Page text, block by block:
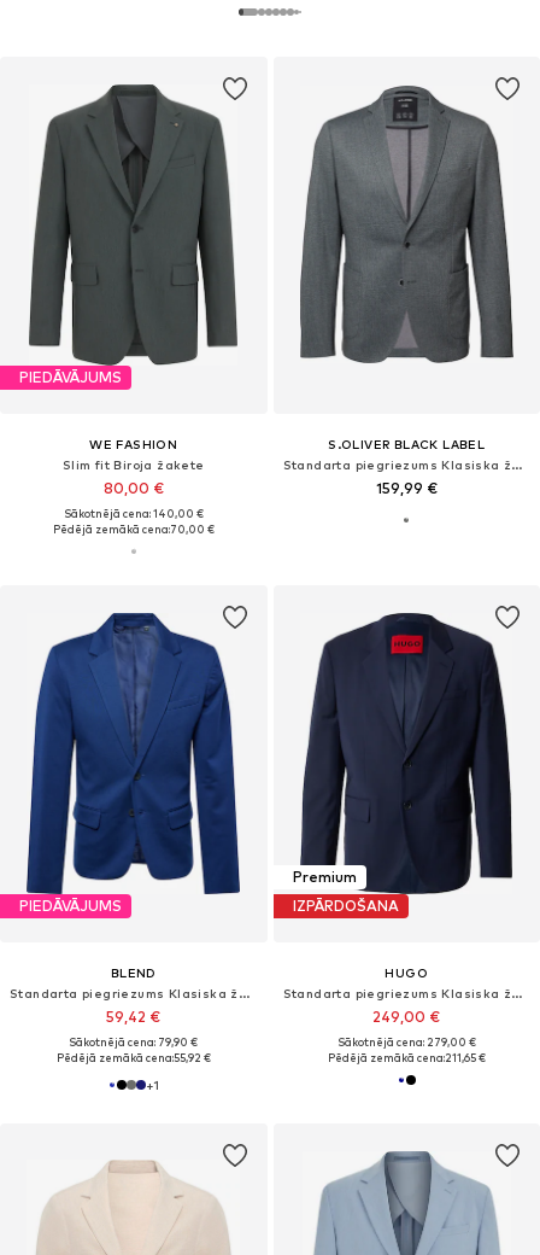
PIEDĀVĀJUMS
WE FASHION
Slim fit Biroja žakete
80,00 €
Sākotnējā cena: 140,00 €
Pēdējā zemākā cena:70,00 €
S.OLIVER BLACK LABEL
Standarta piegriezums Klasiska žakete
159,99 €
PIEDĀVĀJUMS
BLEND
Standarta piegriezums Klasiska žakete 'Langford'
59,42 €
Sākotnējā cena: 79,90 €
Pēdējā zemākā cena:55,92 €
+1
Premium
IZPĀRDOŠANA
HUGO
Standarta piegriezums Klasiska žakete 'Karl253X-MH'
249,00 €
Sākotnējā cena: 279,00 €
Pēdējā zemākā cena:211,65 €